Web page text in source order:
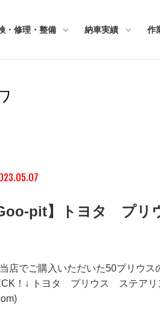
・修理・整備 納車実績 作
Goo-pit】トヨタ プ
店でご購入いただいた50プリウス
！↓ トヨタ プリウス ステアリ